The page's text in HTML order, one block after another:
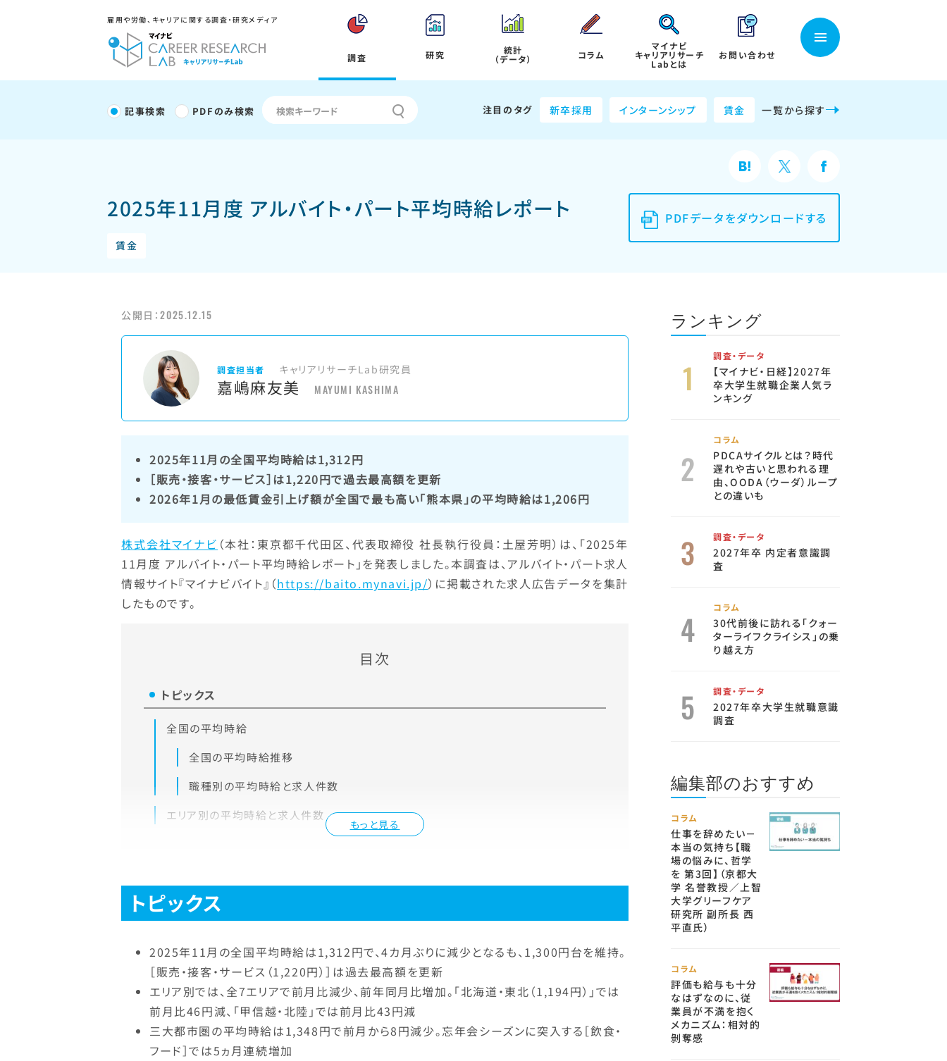
雇用や労働、キャリアに関する調査・研究メディア
調査 研究 統計
（データ） コラム
マイナビ
キャリアリサーチ
Labとは
お問い合わせ
記事検索 PDFのみ検索 注目のタグ 新卒採用 インターンシップ 賃金 一覧から探す
2025年11月度 アルバイト・パート平均時給レポート
賃金
PDFデータをダウンロードする
公開日：2025.12.15
調査担当者 キャリアリサーチLab研究員
嘉嶋麻友美 MAYUMI KASHIMA
2025年11月の全国平均時給は1,312円
［販売・接客・サービス］は1,220円で過去最高額を更新
2026年1月の最低賃金引上げ額が全国で最も高い「熊本県」の平均時給は1,206円
株式会社マイナビ （本社：東京都千代田区、代表取締役 社長執行役員：土屋芳明）は、「2025年
11月度 アルバイト・パート平均時給レポート」を発表しました。本調査は、アルバイト・パート求人
情報サイト『マイナビバイト』（https://baito.mynavi.jp/）に掲載された求人広告データを集計
したものです。
目次
もっと見る
トピックス
全国の平均時給
全国の平均時給推移
職種別の平均時給と求人件数
エリア別の平均時給と求人件数
トピックス
2025年11月の全国平均時給は1,312円で、4カ月ぶりに減少となるも、1,300円台を維持。
［販売・接客・サービス（1,220円）］は過去最高額を更新
エリア別では、全7エリアで前月比減少、前年同月比増加。「北海道・東北（1,194円）」では
前月比46円減、「甲信越・北陸」では前月比43円減
三大都市圏の平均時給は1,348円で前月から8円減少。忘年会シーズンに突入する［飲食・
フード］では5ヵ月連続増加
ランキング
調査・データ
【マイナビ・日経】2027年
卒大学生就職企業人気ラ
ンキング
コラム
PDCAサイクルとは？時代
遅れや古いと思われる理
由、OODA（ウーダ）ループ
との違いも
調査・データ
2027年卒 内定者意識調
査
コラム
30代前後に訪れる「クォー
ターライフクライシス」の乗
り越え方
調査・データ
2027年卒大学生就職意識
調査
編集部のおすすめ
コラム
仕事を辞めたい－
本当の気持ち【職
場の悩みに、哲学
を 第3回】（京都大
学 名誉教授／上智
大学グリーフケア
研究所 副所長 西
平直氏）
コラム
評価も給与も十分
なはずなのに、従
業員が不満を抱く
メカニズム：相対的
剝奪感